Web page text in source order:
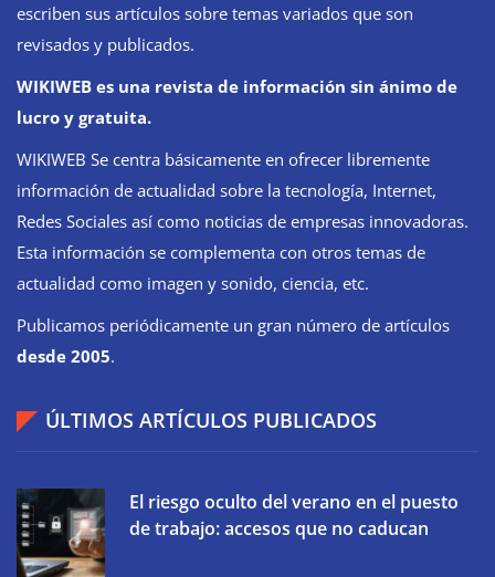
escriben sus artículos sobre temas variados que son
revisados y publicados.
WIKIWEB es una revista de información sin ánimo de
lucro y gratuita.
WIKIWEB Se centra básicamente en ofrecer libremente
información de actualidad sobre la tecnología, Internet,
Redes Sociales así como noticias de empresas innovadoras.
Esta información se complementa con otros temas de
actualidad como imagen y sonido, ciencia, etc.
Publicamos periódicamente un gran número de artículos
desde 2005.
ÚLTIMOS ARTÍCULOS PUBLICADOS
El riesgo oculto del verano en el puesto
de trabajo: accesos que no caducan